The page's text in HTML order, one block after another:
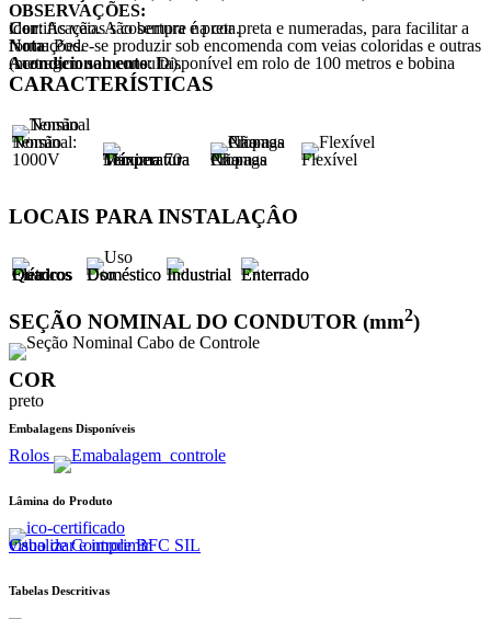
OBSERVAÇÕES:
Cor
: As veias são sempre na cor preta e numeradas, para facilitar a identificação. A cobertura é preta.
Nota
: Pode-se produzir sob encomenda com veias coloridas e outras formações.
Acondicionamento
: Disponível em rolo de 100 metros e bobina (metragem sob consulta).
CARACTERÍSTICAS
Tensão Nominal:
1000V
Temperatura Máxima Não Propaga Chamas Flexível
LOCAIS PARA INSTALAÇÂO
Quadros Elétricos Uso Doméstico Industrial Enterrado
SEÇÃO NOMINAL DO CONDUTOR (mm2)
COR
preto
Embalagens Disponíveis
Rolos
Lâmina do Produto
Cabo de Controle BFC SIL
visualizar e imprimir
Tabelas Descritivas